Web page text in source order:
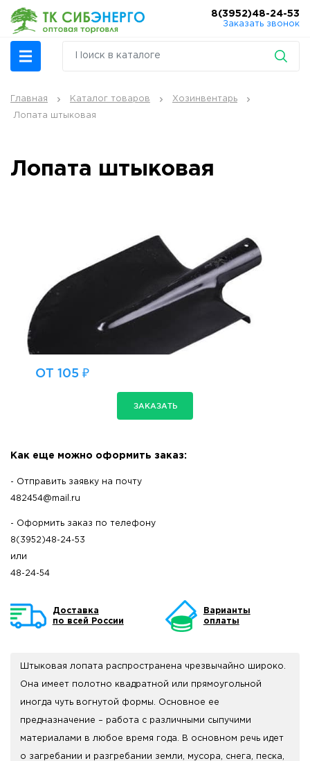
8(3952)48-24-53
Заказать звонок
Главная Каталог товаров Хозинвентарь
Лопата штыковая
Лопата штыковая
ОТ 105 ₽
ЗАКАЗАТЬ
Как еще можно оформить заказ:
- Отправить заявку на почту
482454@mail.ru
- Оформить заказ по телефону
8(3952)48-24-53
или
48-24-54
Доставка
по всей России
Варианты
оплаты
Штыковая лопата распространена чрезвычайно широко.
Она имеет полотно квадратной или прямоугольной
иногда чуть вогнутой формы. Основное ее
предназначение – работа с различными сыпучими
материалами в любое время года. В основном речь идет
о загребании и разгребании земли, мусора, снега, песка,